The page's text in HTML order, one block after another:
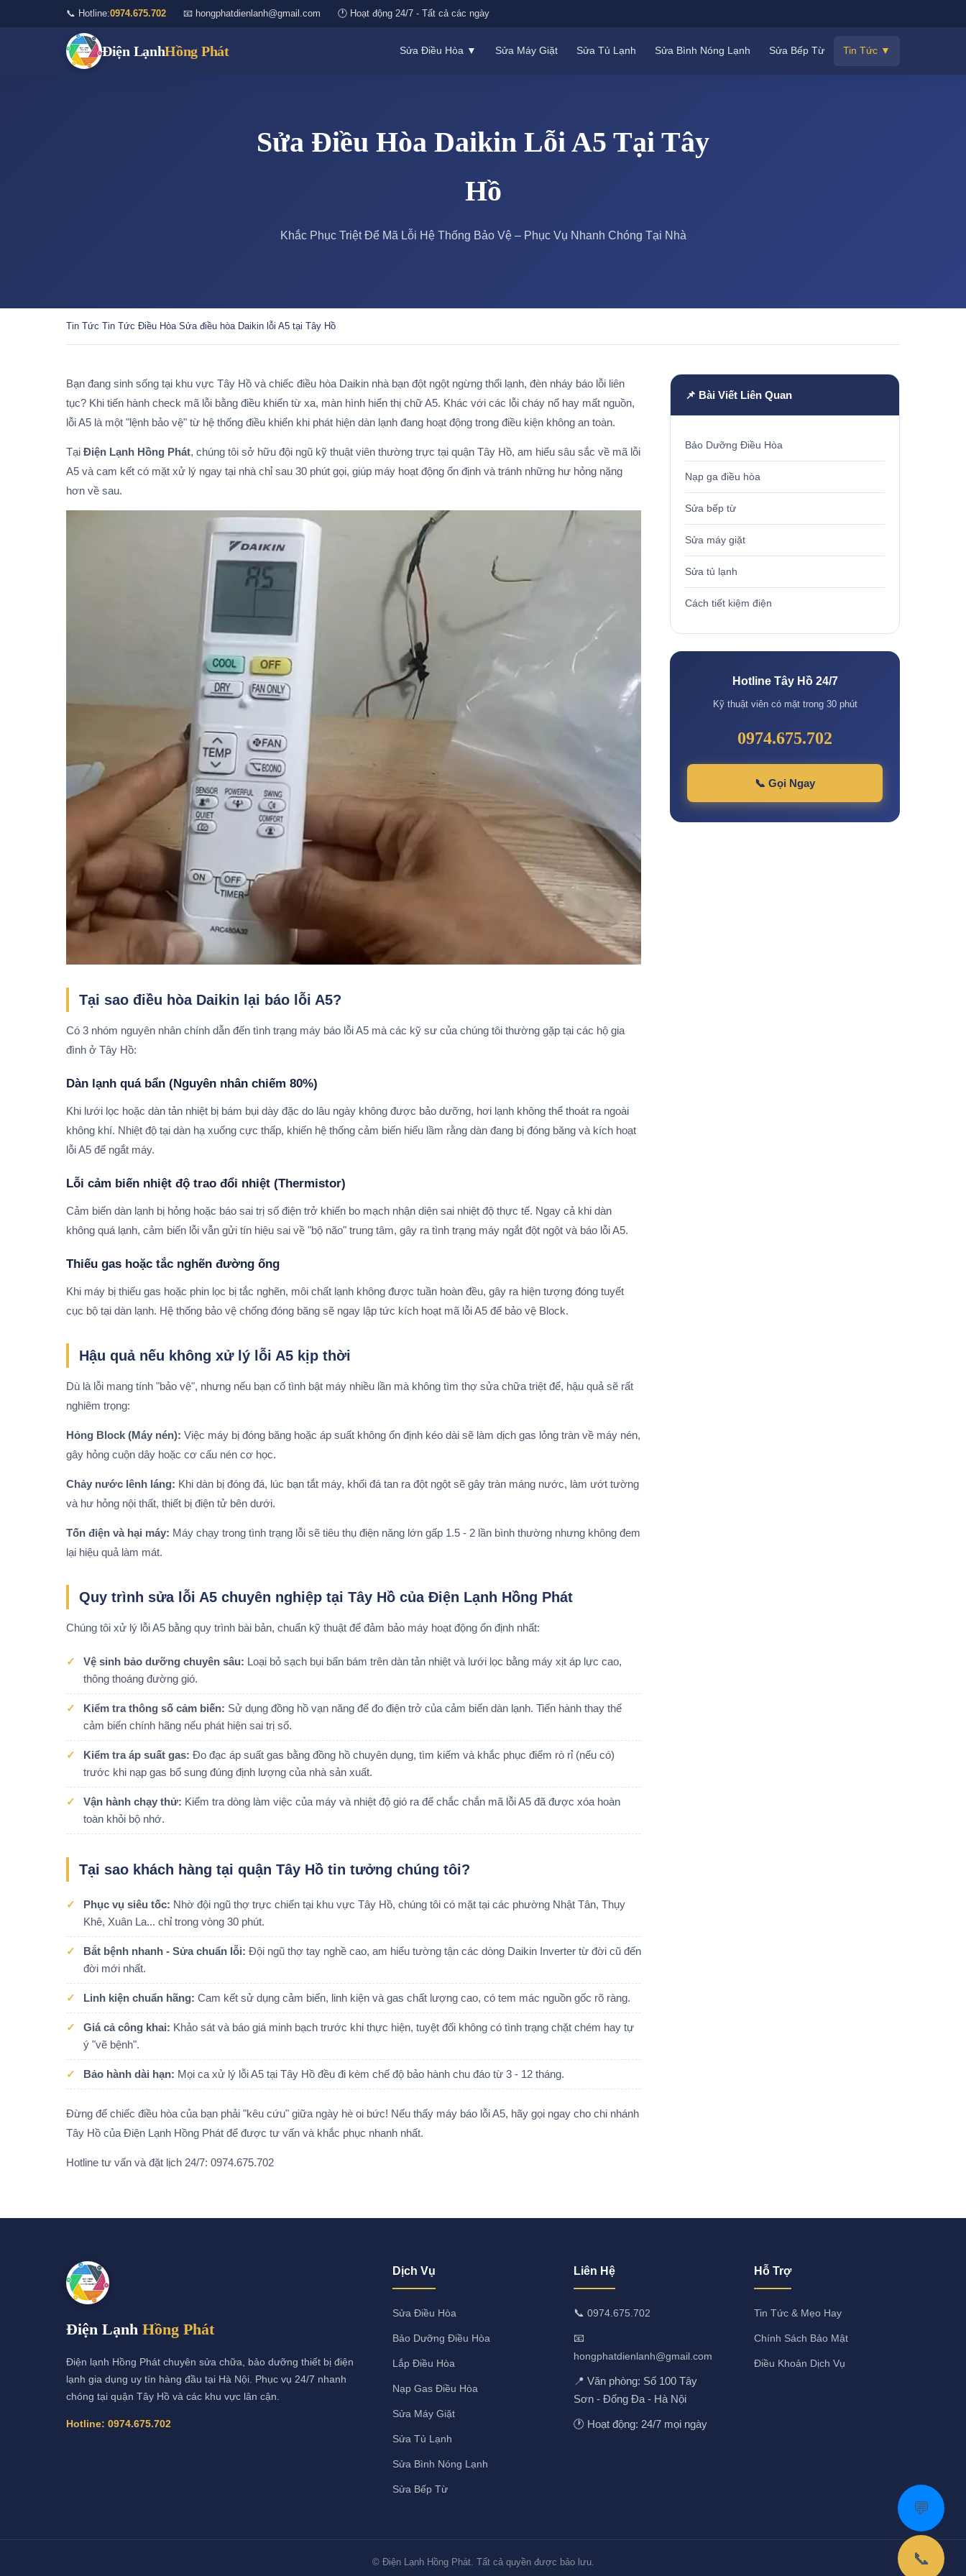
📞 Hotline:0974.675.702 📧 hongphatdienlanh@gmail.com 🕐 Hoạt động 24/7 - Tất cả các ngày
Điện LạnhHồng Phát Sửa Điều Hòa ▼ Sửa Máy Giặt Sửa Tủ Lạnh Sửa Bình Nóng Lạnh Sửa Bếp Từ Tin Tức ▼
Sửa Điều Hòa Daikin Lỗi A5 Tại Tây
Hồ
Khắc Phục Triệt Để Mã Lỗi Hệ Thống Bảo Vệ – Phục Vụ Nhanh Chóng Tại Nhà
Tin Tức/Tin Tức Điều Hòa/Sửa điều hòa Daikin lỗi A5 tại Tây Hồ
Bạn đang sinh sống tại khu vực Tây Hồ và chiếc điều hòa Daikin nhà bạn đột ngột ngừng thổi lạnh, đèn nháy báo lỗi liên
tục? Khi tiến hành check mã lỗi bằng điều khiển từ xa, màn hình hiển thị chữ A5. Khác với các lỗi cháy nổ hay mất nguồn,
lỗi A5 là một "lệnh bảo vệ" từ hệ thống điều khiển khi phát hiện dàn lạnh đang hoạt động trong điều kiện không an toàn.
Tại Điện Lạnh Hồng Phát, chúng tôi sở hữu đội ngũ kỹ thuật viên thường trực tại quận Tây Hồ, am hiểu sâu sắc về mã lỗi
A5 và cam kết có mặt xử lý ngay tại nhà chỉ sau 30 phút gọi, giúp máy hoạt động ổn định và tránh những hư hỏng nặng
hơn về sau.
Tại sao điều hòa Daikin lại báo lỗi A5?
Có 3 nhóm nguyên nhân chính dẫn đến tình trạng máy báo lỗi A5 mà các kỹ sư của chúng tôi thường gặp tại các hộ gia
đình ở Tây Hồ:
Dàn lạnh quá bẩn (Nguyên nhân chiếm 80%)
Khi lưới lọc hoặc dàn tản nhiệt bị bám bụi dày đặc do lâu ngày không được bảo dưỡng, hơi lạnh không thể thoát ra ngoài
không khí. Nhiệt độ tại dàn hạ xuống cực thấp, khiến hệ thống cảm biến hiểu lầm rằng dàn đang bị đóng băng và kích hoạt
lỗi A5 để ngắt máy.
Lỗi cảm biến nhiệt độ trao đổi nhiệt (Thermistor)
Cảm biến dàn lạnh bị hỏng hoặc báo sai trị số điện trở khiến bo mạch nhận diện sai nhiệt độ thực tế. Ngay cả khi dàn
không quá lạnh, cảm biến lỗi vẫn gửi tín hiệu sai về "bộ não" trung tâm, gây ra tình trạng máy ngắt đột ngột và báo lỗi A5.
Thiếu gas hoặc tắc nghẽn đường ống
Khi máy bị thiếu gas hoặc phin lọc bị tắc nghẽn, môi chất lạnh không được tuần hoàn đều, gây ra hiện tượng đóng tuyết
cục bộ tại dàn lạnh. Hệ thống bảo vệ chống đóng băng sẽ ngay lập tức kích hoạt mã lỗi A5 để bảo vệ Block.
Hậu quả nếu không xử lý lỗi A5 kịp thời
Dù là lỗi mang tính "bảo vệ", nhưng nếu bạn cố tình bật máy nhiều lần mà không tìm thợ sửa chữa triệt để, hậu quả sẽ rất
nghiêm trọng:
Hỏng Block (Máy nén): Việc máy bị đóng băng hoặc áp suất không ổn định kéo dài sẽ làm dịch gas lỏng tràn về máy nén,
gây hỏng cuộn dây hoặc cơ cấu nén cơ học.
Chảy nước lênh láng: Khi dàn bị đóng đá, lúc bạn tắt máy, khối đá tan ra đột ngột sẽ gây tràn máng nước, làm ướt tường
và hư hỏng nội thất, thiết bị điện tử bên dưới.
Tốn điện và hại máy: Máy chạy trong tình trạng lỗi sẽ tiêu thụ điện năng lớn gấp 1.5 - 2 lần bình thường nhưng không đem
lại hiệu quả làm mát.
Quy trình sửa lỗi A5 chuyên nghiệp tại Tây Hồ của Điện Lạnh Hồng Phát
Chúng tôi xử lý lỗi A5 bằng quy trình bài bản, chuẩn kỹ thuật để đảm bảo máy hoạt động ổn định nhất:
Vệ sinh bảo dưỡng chuyên sâu: Loại bỏ sạch bụi bẩn bám trên dàn tản nhiệt và lưới lọc bằng máy xịt áp lực cao,
thông thoáng đường gió.
Kiểm tra thông số cảm biến: Sử dụng đồng hồ vạn năng để đo điện trở của cảm biến dàn lạnh. Tiến hành thay thế
cảm biến chính hãng nếu phát hiện sai trị số.
Kiểm tra áp suất gas: Đo đạc áp suất gas bằng đồng hồ chuyên dụng, tìm kiếm và khắc phục điểm rò rỉ (nếu có)
trước khi nạp gas bổ sung đúng định lượng của nhà sản xuất.
Vận hành chạy thử: Kiểm tra dòng làm việc của máy và nhiệt độ gió ra để chắc chắn mã lỗi A5 đã được xóa hoàn
toàn khỏi bộ nhớ.
Tại sao khách hàng tại quận Tây Hồ tin tưởng chúng tôi?
Phục vụ siêu tốc: Nhờ đội ngũ thợ trực chiến tại khu vực Tây Hồ, chúng tôi có mặt tại các phường Nhật Tân, Thụy
Khê, Xuân La... chỉ trong vòng 30 phút.
Bắt bệnh nhanh - Sửa chuẩn lỗi: Đội ngũ thợ tay nghề cao, am hiểu tường tận các dòng Daikin Inverter từ đời cũ đến
đời mới nhất.
Linh kiện chuẩn hãng: Cam kết sử dụng cảm biến, linh kiện và gas chất lượng cao, có tem mác nguồn gốc rõ ràng.
Giá cả công khai: Khảo sát và báo giá minh bạch trước khi thực hiện, tuyệt đối không có tình trạng chặt chém hay tự
ý "vẽ bệnh".
Bảo hành dài hạn: Mọi ca xử lý lỗi A5 tại Tây Hồ đều đi kèm chế độ bảo hành chu đáo từ 3 - 12 tháng.
Đừng để chiếc điều hòa của bạn phải "kêu cứu" giữa ngày hè oi bức! Nếu thấy máy báo lỗi A5, hãy gọi ngay cho chi nhánh
Tây Hồ của Điện Lạnh Hồng Phát để được tư vấn và khắc phục nhanh nhất.
Hotline tư vấn và đặt lịch 24/7: 0974.675.702
📌 Bài Viết Liên Quan
Bảo Dưỡng Điều Hòa
Nạp ga điều hòa
Sửa bếp từ
Sửa máy giặt
Sửa tủ lạnh
Cách tiết kiệm điện
Hotline Tây Hồ 24/7
Kỹ thuật viên có mặt trong 30 phút
0974.675.702
📞 Gọi Ngay
Điện Lạnh Hồng Phát
Điện lạnh Hồng Phát chuyên sửa chữa, bảo dưỡng thiết bị điện
lạnh gia dụng uy tín hàng đầu tại Hà Nội. Phục vụ 24/7 nhanh
chóng tại quận Tây Hồ và các khu vực lân cận.
Hotline: 0974.675.702
Dịch Vụ
Sửa Điều Hòa
Bảo Dưỡng Điều Hòa
Lắp Điều Hòa
Nạp Gas Điều Hòa
Sửa Máy Giặt
Sửa Tủ Lạnh
Sửa Bình Nóng Lạnh
Sửa Bếp Từ
Liên Hệ
📞 0974.675.702
📧
hongphatdienlanh@gmail.com
📍 Văn phòng: Số 100 Tây
Sơn - Đống Đa - Hà Nội
🕐 Hoạt động: 24/7 mọi ngày
Hỗ Trợ
Tin Tức & Mẹo Hay
Chính Sách Bảo Mật
Điều Khoản Dịch Vụ
© Điện Lạnh Hồng Phát. Tất cả quyền được bảo lưu.
📞
💬